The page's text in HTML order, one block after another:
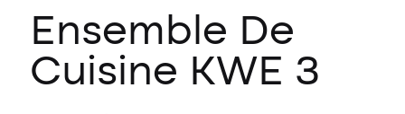
Ensemble De
Cuisine KWE 3